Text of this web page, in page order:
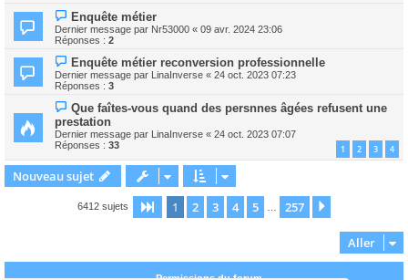
Enquête métier
Dernier message par Nr53000 « 09 avr. 2024 23:06
Réponses : 2
Enquête métier reconversion professionnelle
Dernier message par LinaInverse « 24 oct. 2023 07:23
Réponses : 3
Que faîtes-vous quand des persnnes âgées refusent une
prestation
Dernier message par LinaInverse « 24 oct. 2023 07:07
Réponses : 33 1 2 3 4
Nouveau sujet
6412 sujets Page 1sur257
1 2 3 4 5 257
Aller